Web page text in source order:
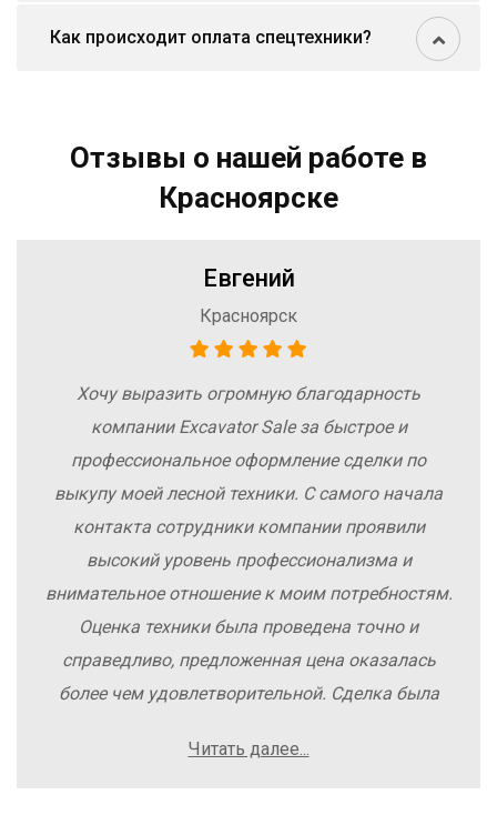
Как происходит оплата спецтехники?
Отзывы о нашей работе в
Красноярске
Евгений
Красноярск
Хочу выразить огромную благодарность
компании Excavator Sale за быстрое и
профессиональное оформление сделки по
выкупу моей лесной техники. С самого начала
контакта сотрудники компании проявили
высокий уровень профессионализма и
внимательное отношение к моим потребностям.
Оценка техники была проведена точно и
справедливо, предложенная цена оказалась
более чем удовлетворительной. Сделка была
осложнений. Рекомендую компанию Excavator
Читать далее...